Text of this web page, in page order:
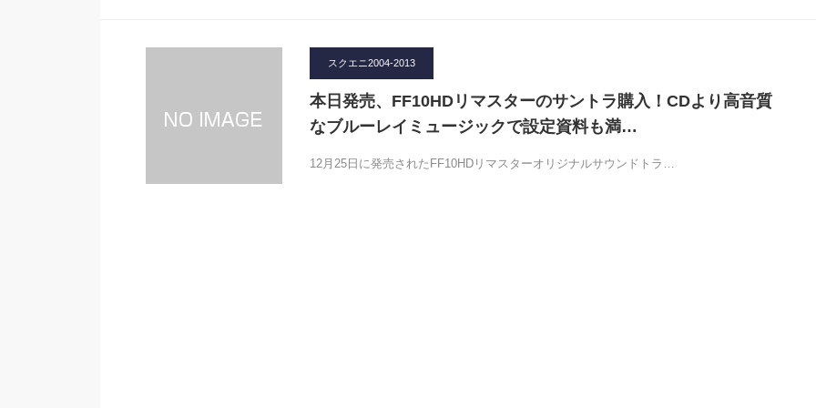
スクエニ2004-2013
本日発売、FF10HDリマスターのサントラ購入！CDより高音質
なブルーレイミュージックで設定資料も満…
12月25日に発売されたFF10HDリマスターオリジナルサウンドトラ…